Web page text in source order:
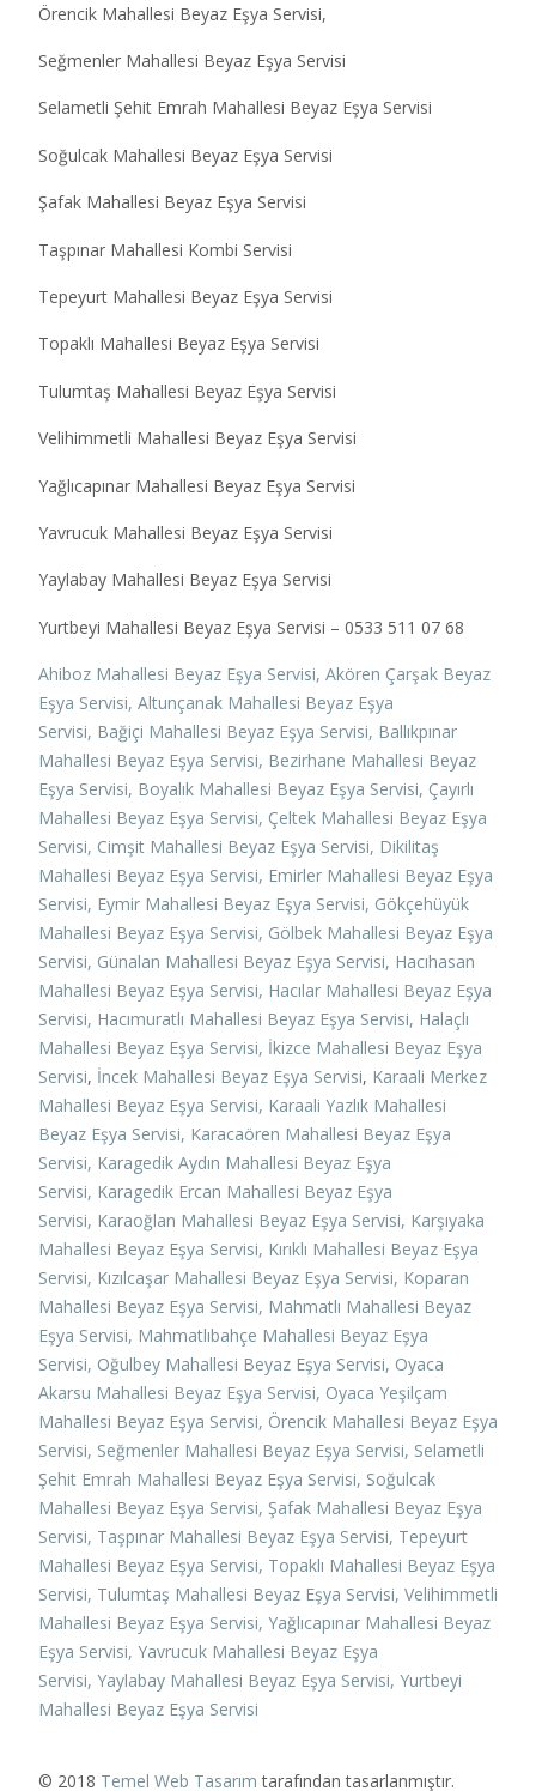
Örencik Mahallesi Beyaz Eşya Servisi,
Seğmenler Mahallesi Beyaz Eşya Servisi
Selametli Şehit Emrah Mahallesi Beyaz Eşya Servisi
Soğulcak Mahallesi Beyaz Eşya Servisi
Şafak Mahallesi Beyaz Eşya Servisi
Taşpınar Mahallesi Kombi Servisi
Tepeyurt Mahallesi Beyaz Eşya Servisi
Topaklı Mahallesi Beyaz Eşya Servisi
Tulumtaş Mahallesi Beyaz Eşya Servisi
Velihimmetli Mahallesi Beyaz Eşya Servisi
Yağlıcapınar Mahallesi Beyaz Eşya Servisi
Yavrucuk Mahallesi Beyaz Eşya Servisi
Yaylabay Mahallesi Beyaz Eşya Servisi
Yurtbeyi Mahallesi Beyaz Eşya Servisi – 0533 511 07 68
Ahiboz Mahallesi Beyaz Eşya Servisi, Akören Çarşak Beyaz
Eşya Servisi, Altunçanak Mahallesi Beyaz Eşya
Servisi, Bağiçi Mahallesi Beyaz Eşya Servisi, Ballıkpınar
Mahallesi Beyaz Eşya Servisi, Bezirhane Mahallesi Beyaz
Eşya Servisi, Boyalık Mahallesi Beyaz Eşya Servisi, Çayırlı
Mahallesi Beyaz Eşya Servisi, Çeltek Mahallesi Beyaz Eşya
Servisi, Cimşit Mahallesi Beyaz Eşya Servisi, Dikilitaş
Mahallesi Beyaz Eşya Servisi, Emirler Mahallesi Beyaz Eşya
Servisi, Eymir Mahallesi Beyaz Eşya Servisi, Gökçehüyük
Mahallesi Beyaz Eşya Servisi, Gölbek Mahallesi Beyaz Eşya
Servisi, Günalan Mahallesi Beyaz Eşya Servisi, Hacıhasan
Mahallesi Beyaz Eşya Servisi, Hacılar Mahallesi Beyaz Eşya
Servisi, Hacımuratlı Mahallesi Beyaz Eşya Servisi, Halaçlı
Mahallesi Beyaz Eşya Servisi, İkizce Mahallesi Beyaz Eşya
Servisi, İncek Mahallesi Beyaz Eşya Servisi, Karaali Merkez
Mahallesi Beyaz Eşya Servisi, Karaali Yazlık Mahallesi
Beyaz Eşya Servisi, Karacaören Mahallesi Beyaz Eşya
Servisi, Karagedik Aydın Mahallesi Beyaz Eşya
Servisi, Karagedik Ercan Mahallesi Beyaz Eşya
Servisi, Karaoğlan Mahallesi Beyaz Eşya Servisi, Karşıyaka
Mahallesi Beyaz Eşya Servisi, Kırıklı Mahallesi Beyaz Eşya
Servisi, Kızılcaşar Mahallesi Beyaz Eşya Servisi, Koparan
Mahallesi Beyaz Eşya Servisi, Mahmatlı Mahallesi Beyaz
Eşya Servisi, Mahmatlıbahçe Mahallesi Beyaz Eşya
Servisi, Oğulbey Mahallesi Beyaz Eşya Servisi, Oyaca
Akarsu Mahallesi Beyaz Eşya Servisi, Oyaca Yeşilçam
Mahallesi Beyaz Eşya Servisi, Örencik Mahallesi Beyaz Eşya
Servisi, Seğmenler Mahallesi Beyaz Eşya Servisi, Selametli
Şehit Emrah Mahallesi Beyaz Eşya Servisi, Soğulcak
Mahallesi Beyaz Eşya Servisi, Şafak Mahallesi Beyaz Eşya
Servisi, Taşpınar Mahallesi Beyaz Eşya Servisi, Tepeyurt
Mahallesi Beyaz Eşya Servisi, Topaklı Mahallesi Beyaz Eşya
Servisi, Tulumtaş Mahallesi Beyaz Eşya Servisi, Velihimmetli
Mahallesi Beyaz Eşya Servisi, Yağlıcapınar Mahallesi Beyaz
Eşya Servisi, Yavrucuk Mahallesi Beyaz Eşya
Servisi, Yaylabay Mahallesi Beyaz Eşya Servisi, Yurtbeyi
Mahallesi Beyaz Eşya Servisi
© 2018 Temel Web Tasarım tarafından tasarlanmıştır.